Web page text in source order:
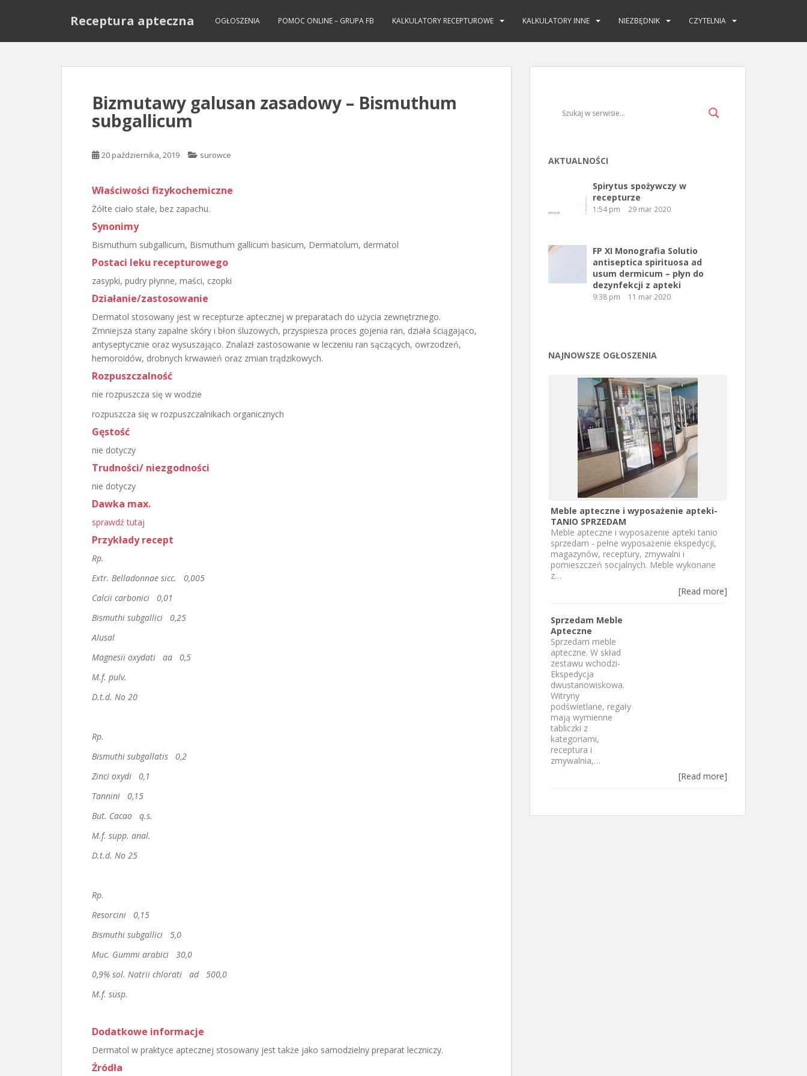
Receptura apteczna OGŁOSZENIA POMOC ONLINE – GRUPA FB KALKULATORY RECEPTUROWE KALKULATORY INNE NIEZBĘDNIK CZYTELNIA
Bizmutawy galusan zasadowy – Bismuthum
subgallicum
20 października, 2019 surowce
Właściwości fizykochemiczne
Żółte ciało stałe, bez zapachu.
Synonimy
Bismuthum subgallicum, Bismuthum gallicum basicum, Dermatolum, dermatol
Postaci leku recepturowego
zasypki, pudry płynne, maści, czopki
Działanie/zastosowanie
Dermatol stosowany jest w recepturze aptecznej w preparatach do użycia zewnętrznego.
Zmniejsza stany zapalne skóry i błon śluzowych, przyspiesza proces gojenia ran, działa ściągająco,
antyseptycznie oraz wysuszająco. Znalazł zastosowanie w leczeniu ran sączących, owrzodzeń,
hemoroidów, drobnych krwawień oraz zmian trądzikowych.
Rozpuszczalność
nie rozpuszcza się w wodzie
rozpuszcza się w rozpuszczalnikach organicznych
Gęstość
nie dotyczy
Trudności/ niezgodności
nie dotyczy
Dawka max.
sprawdź tutaj
Przykłady recept
Rp.
Extr. Belladonnae sicc. 0,005
Calcii carbonici 0,01
Bismuthi subgallici 0,25
Alusal
Magnesii oxydati aa 0,5
M.f. pulv.
D.t.d. No 20
Rp.
Bismuthi subgallatis 0,2
Zinci oxydi 0,1
Tannini 0,15
But. Cacao q.s.
M.f. supp. anal.
D.t.d. No 25
Rp.
Resorcini 0,15
Bismuthi subgallici 5,0
Muc. Gummi arabici 30,0
0,9% sol. Natrii chlorati ad 500,0
M.f. susp.
Dodatkowe informacje
Dermatol w praktyce aptecznej stosowany jest także jako samodzielny preparat leczniczy.
Źródła
AKTUALNOŚCI
Spirytus spożywczy w
recepturze
1:54 pm 29 mar 2020
FP XI Monografia Solutio
antiseptica spirituosa ad
usum dermicum – płyn do
dezynfekcji z apteki
9:38 pm 11 mar 2020
NAJNOWSZE OGŁOSZENIA
Meble apteczne i wyposażenie apteki-
TANIO SPRZEDAM
Meble apteczne i wyposażenie apteki tanio
sprzedam - pełne wyposażenie ekspedycji,
magazynów, receptury, zmywalni i
pomieszczeń socjalnych. Meble wykonane
z…
[Read more]
Sprzedam Meble
Apteczne
Sprzedam meble
apteczne. W skład
zestawu wchodzi-
Ekspedycja
dwustanowiskowa.
Witryny
podświetlane, regały
mają wymienne
tabliczki z
kategoriami,
receptura i
zmywalnia,…
[Read more]